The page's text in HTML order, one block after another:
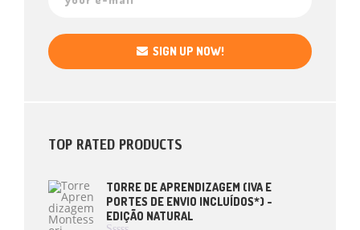
SIGN UP NOW!
TOP RATED PRODUCTS
TORRE DE APRENDIZAGEM (IVA E
PORTES DE ENVIO INCLUÍDOS*) -
EDIÇÃO NATURAL